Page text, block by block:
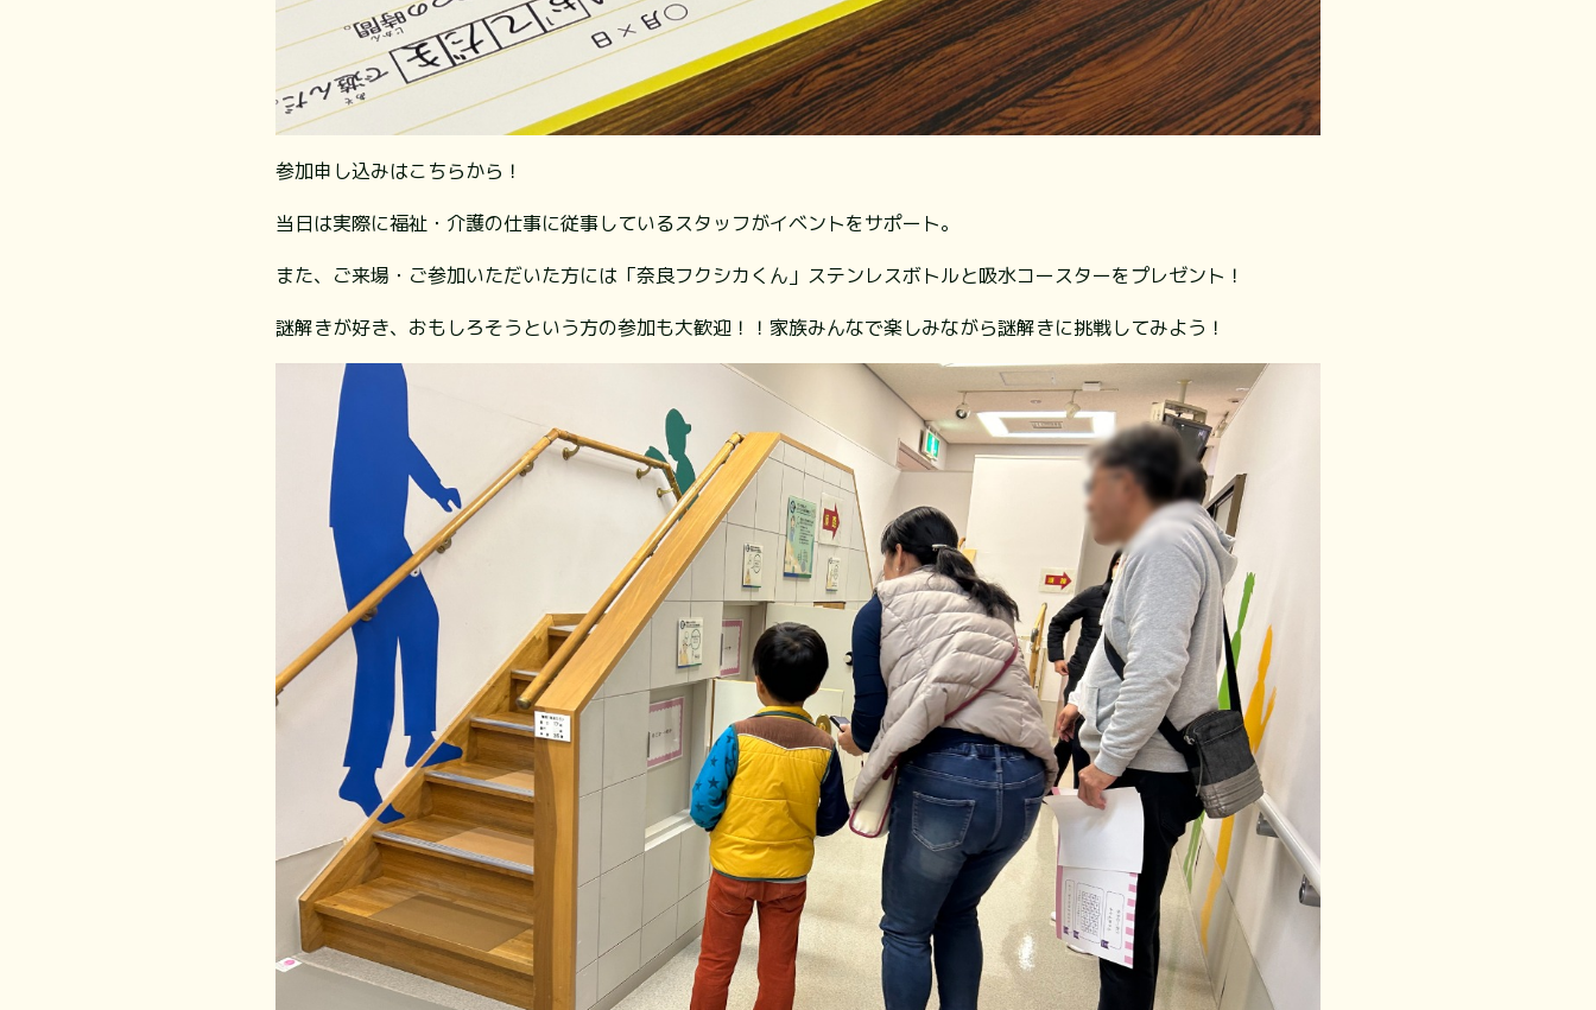
参加申し込みはこちらから！
当日は実際に福祉・介護の仕事に従事しているスタッフがイベントをサポート。
また、ご来場・ご参加いただいた方には「奈良フクシカくん」ステンレスボトルと吸水コースターをプレゼント！
謎解きが好き、おもしろそうという方の参加も大歓迎！！家族みんなで楽しみながら謎解きに挑戦してみよう！